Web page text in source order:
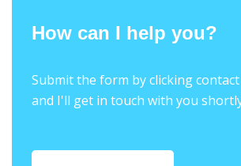
How can I help you?
Submit the form by clicking
and I'll get in touch with you